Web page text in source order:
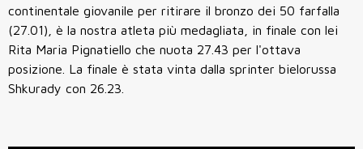
continentale giovanile per ritirare il bronzo dei 50 farfalla
(27.01), è la nostra atleta più medagliata, in finale con lei
Rita Maria Pignatiello che nuota 27.43 per l'ottava
posizione. La finale è stata vinta dalla sprinter bielorussa
Shkurady con 26.23.